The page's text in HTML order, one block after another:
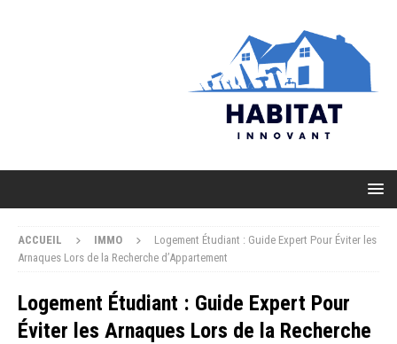
ACCUEIL IMMO
Logement Étudiant : Guide Expert Pour Éviter les
Arnaques Lors de la Recherche d’Appartement
Logement Étudiant : Guide Expert Pour
Éviter les Arnaques Lors de la Recherche